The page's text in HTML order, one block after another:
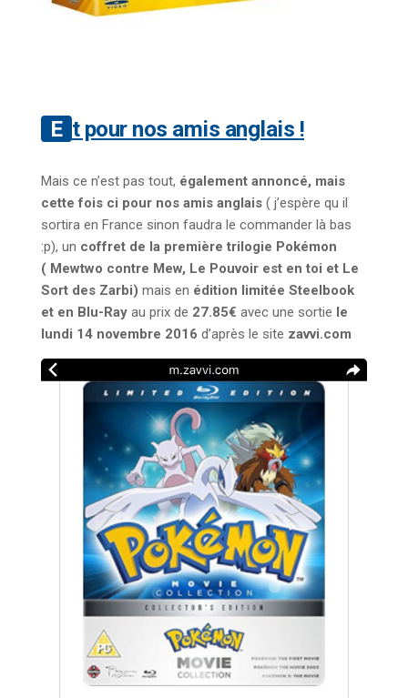
Et pour nos amis anglais !
Mais ce n’est pas tout, également annoncé, mais
cette fois ci pour nos amis anglais ( j’espère qu il
sortira en France sinon faudra le commander là bas
:p), un coffret de la première trilogie Pokémon
( Mewtwo contre Mew, Le Pouvoir est en toi et Le
Sort des Zarbi) mais en édition limitée Steelbook
et en Blu-Ray au prix de 27.85€ avec une sortie le
lundi 14 novembre 2016 d’après le site zavvi.com